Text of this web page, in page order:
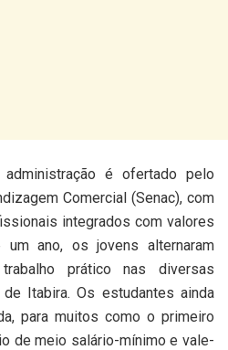
é ofertado pelo
Comercial (Senac), com
integrados com valores
um ano, os jovens alternaram
prático nas diversas
Itabira. Os estudantes ainda
para muitos como o primeiro
de meio salário-mínimo e vale-